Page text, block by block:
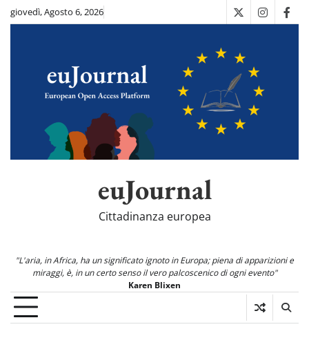
Skipgiovedì, Agosto 6, 2026 X
euJournal
Cittadinanza europea
"L'aria, in Africa, ha un significato ignoto in Europa; piena di apparizioni e
miraggi, è, in un certo senso il vero palcoscenico di ogni evento"
Karen Blixen